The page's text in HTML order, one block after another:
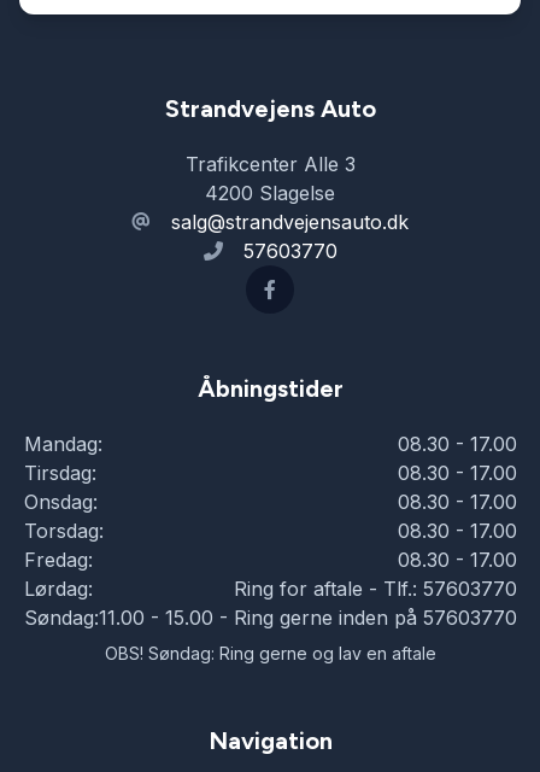
Strandvejens Auto
Trafikcenter Alle 3
4200 Slagelse
salg@strandvejensauto.dk
57603770
Åbningstider
Mandag:
08.30 - 17.00
Tirsdag:
08.30 - 17.00
Onsdag:
08.30 - 17.00
Torsdag:
08.30 - 17.00
Fredag:
08.30 - 17.00
Lørdag:
Ring for aftale - Tlf.: 57603770
Søndag:11.00 - 15.00 - Ring gerne inden på 57603770
OBS! Søndag: Ring gerne og lav en aftale
Navigation